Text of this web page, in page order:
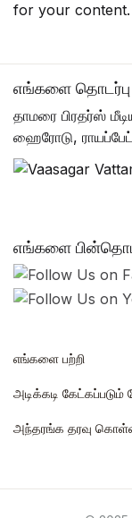
for your
எங்களை
தாமரை பிரதர்ஸ்
ஹைரோடு,
எங்களை
எங்களை பற்றி
அடிக்கடி
அந்தரங்க தரவு